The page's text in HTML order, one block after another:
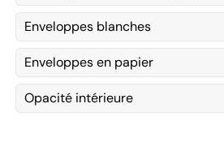
Enveloppes blanches
Enveloppes en papier
Opacité intérieure